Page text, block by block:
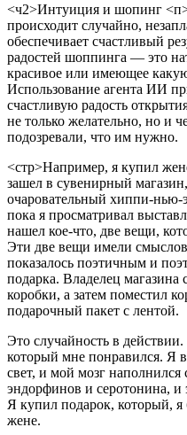
<ч2>Интуиция и шопинг
происходит случайно,
обеспечивает счастливый
радостей шоппинга — это
красивое или имеющее
Использование агента ИИ
счастливую радость
не только желательно, но и
подозревали, что им нужно.
<стр>Например, я купил
зашел в сувенирный
очаровательный хиппи-
пока я просматривал
нашел кое-что, две вещи,
Эти две вещи имели
показалось поэтичным и
подарка. Владелец магазина
коробки, а затем поместил
подарочный пакет с лентой.
Это случайность в
который мне понравился. Я
свет, и мой мозг
эндорфинов и серотонина,
Я купил подарок, который,
жене.